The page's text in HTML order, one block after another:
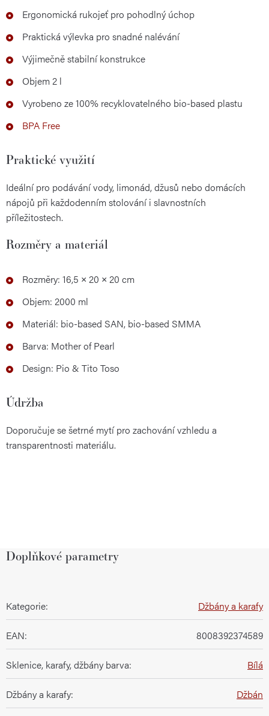
Ergonomická rukojeť pro pohodlný úchop
Praktická výlevka pro snadné nalévání
Výjimečně stabilní konstrukce
Objem 2 l
Vyrobeno ze 100% recyklovatelného bio-based plastu
BPA Free
Praktické využití
Ideální pro podávání vody, limonád, džusů nebo domácích
nápojů při každodenním stolování i slavnostních
příležitostech.
Rozměry a materiál
Rozměry: 16,5 × 20 × 20 cm
Objem: 2000 ml
Materiál: bio-based SAN, bio-based SMMA
Barva: Mother of Pearl
Design: Pio & Tito Toso
Údržba
Doporučuje se šetrné mytí pro zachování vzhledu a
transparentnosti materiálu.
Doplňkové parametry
Kategorie: Džbány a karafy
EAN: 8008392374589
Sklenice, karafy, džbány barva: Bílá
Džbány a karafy: Džbán